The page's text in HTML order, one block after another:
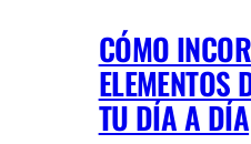
CÓMO
ELEMENTOS
TU DÍA A DÍA